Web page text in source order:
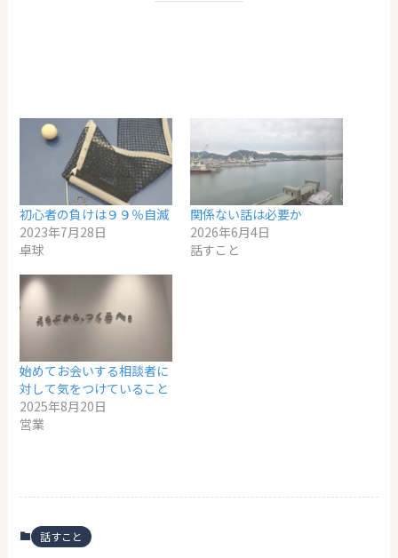
初心者の負けは９９％自滅
2023年7月28日
卓球
関係ない話は必要か
2026年6月4日
話すこと
始めてお会いする相談者に
対して気をつけていること
2025年8月20日
営業
話すこと